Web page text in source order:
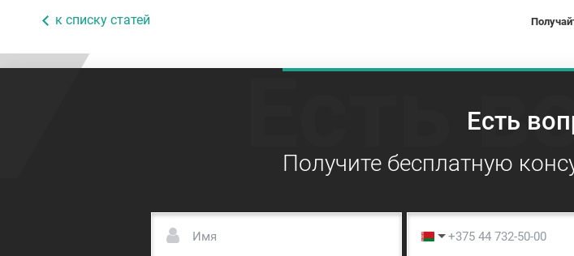
к списку статей
Есть
Есть
Получите бесплатную